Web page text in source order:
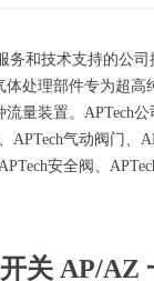
务和技术支持的公
处理部件专为超
量装置。APTech
APTech气动阀门、
安全阀、
关 AP/AZ